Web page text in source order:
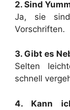
2. Sind
Ja, sie
Vorschriften.
3. Gibt es
Selten
schnell
4. Kann